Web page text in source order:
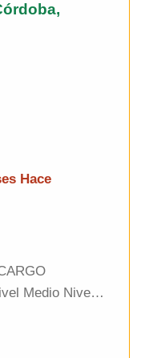
Hace
Medio Nivel